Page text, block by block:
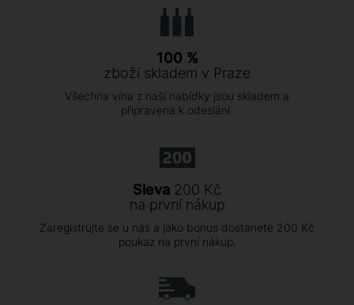
100 %
zboží skladem v Praze
Všechna vína z naší nabídky jsou skladem a
připravena k odeslání.
Sleva 200 Kč
na první nákup
Zaregistrujte se u nás a jako bonus dostanete 200 Kč
poukaz na první nákup.